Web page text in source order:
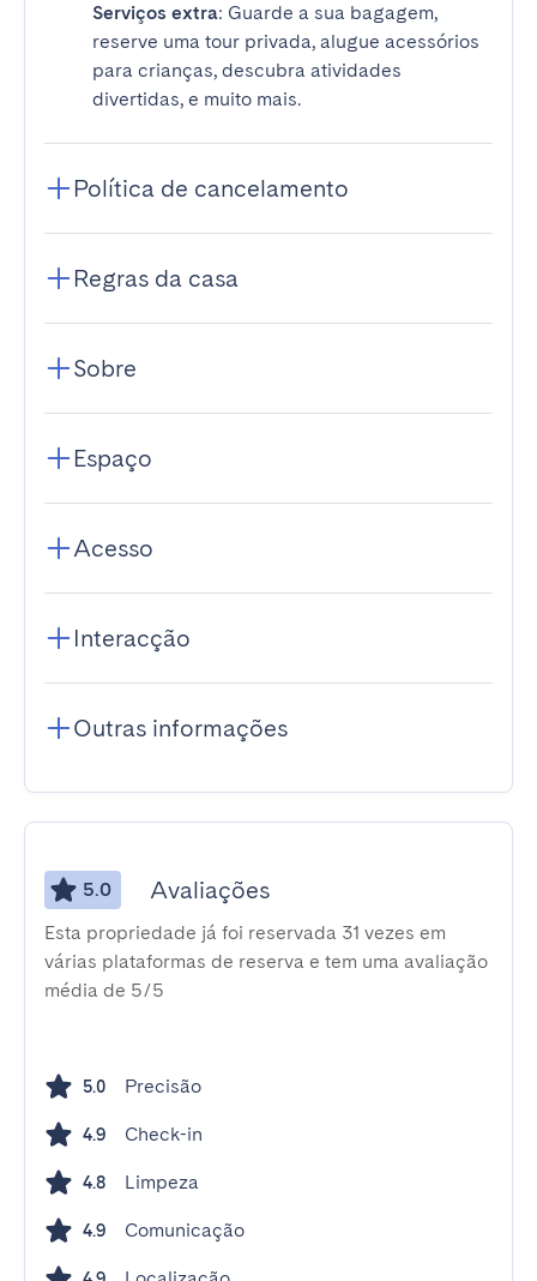
Serviços extra: Guarde a sua bagagem,
reserve uma tour privada, alugue acessórios
para crianças, descubra atividades
divertidas, e muito mais.
Política de cancelamento
Regras da casa
Sobre
Espaço
Acesso
Interacção
Outras informações
5.0 Avaliações
Esta propriedade já foi reservada 31 vezes em
várias plataformas de reserva e tem uma avaliação
média de 5/5
5.0 Precisão
4.9 Check-in
4.8 Limpeza
4.9 Comunicação